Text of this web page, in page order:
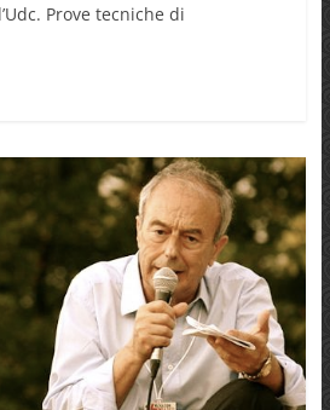
Prove tecniche di